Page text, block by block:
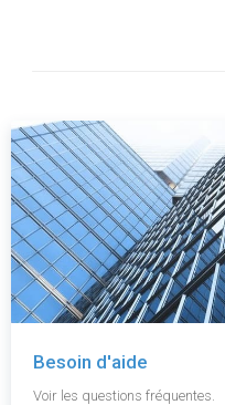
Besoin d'aide
Voir les questions fréquentes.